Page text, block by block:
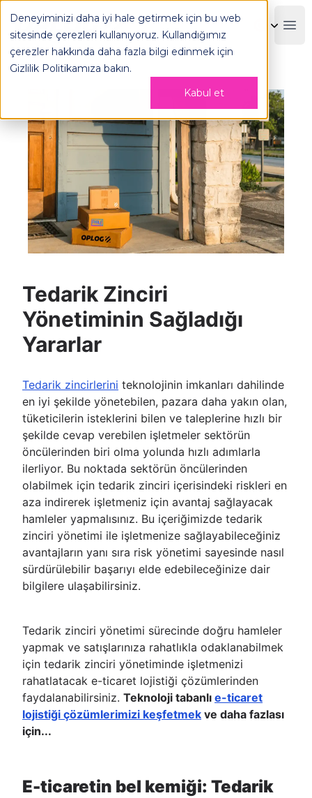
Deneyiminizi daha iyi hale getirmek için bu web
sitesinde çerezleri kullanıyoruz. Kullandığımız
çerezler hakkında daha fazla bilgi edinmek için
Gizlilik Politikamıza bakın.
Kabul et
OPLOG
Tedarik Zinciri
Yönetiminin Sağladığı
Yararlar
Tedarik zincirlerini teknolojinin imkanları dahilinde
en iyi şekilde yönetebilen, pazara daha yakın olan,
tüketicilerin isteklerini bilen ve taleplerine hızlı bir
şekilde cevap verebilen işletmeler sektörün
öncülerinden biri olma yolunda hızlı adımlarla
ilerliyor. Bu noktada sektörün öncülerinden
olabilmek için tedarik zinciri içerisindeki riskleri en
aza indirerek işletmeniz için avantaj sağlayacak
hamleler yapmalısınız. Bu içeriğimizde tedarik
zinciri yönetimi ile işletmenize sağlayabileceğiniz
avantajların yanı sıra risk yönetimi sayesinde nasıl
sürdürülebilir başarıyı elde edebileceğinize dair
bilgilere ulaşabilirsiniz.
Tedarik zinciri yönetimi sürecinde doğru hamleler
yapmak ve satışlarınıza rahatlıkla odaklanabilmek
için tedarik zinciri yönetiminde işletmenizi
rahatlatacak e-ticaret lojistiği çözümlerinden
faydalanabilirsiniz. Teknoloji tabanlı e-ticaret
lojistiği çözümlerimizi keşfetmek ve daha fazlası
için...
E-ticaretin bel kemiği: Tedarik